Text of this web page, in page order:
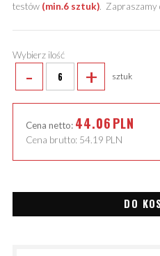
testów (min.6 sztuk). Zapraszamy
Wybierz ilość
- + sztuk
Cena netto: 44.06PLN
Cena brutto: 54.19 PLN
DO